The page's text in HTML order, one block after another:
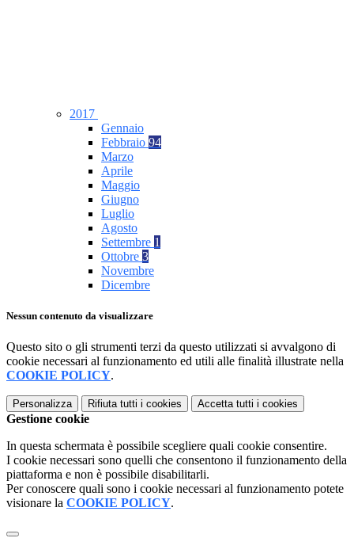
2017
Gennaio
Febbraio 94
Marzo
Aprile
Maggio
Giugno
Luglio
Agosto
Settembre 1
Ottobre 3
Novembre
Dicembre
Nessun contenuto da visualizzare
Questo sito o gli strumenti terzi da questo utilizzati si avvalgono di
cookie necessari al funzionamento ed utili alle finalità illustrate nella
COOKIE POLICY.
Personalizza Rifiuta tutti i cookies Accetta tutti i cookies
Gestione cookie
In questa schermata è possibile scegliere quali cookie consentire.
I cookie necessari sono quelli che consentono il funzionamento della
piattaforma e non è possibile disabilitarli.
Per conoscere quali sono i cookie necessari al funzionamento potete
visionare la COOKIE POLICY.